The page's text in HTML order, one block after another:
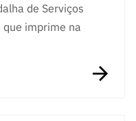
de Serviços
imprime na